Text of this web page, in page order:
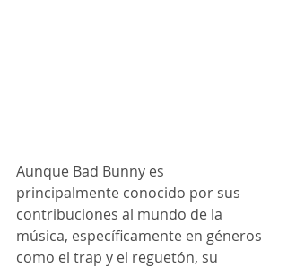
Aunque Bad Bunny es
principalmente conocido por sus
contribuciones al mundo de la
música, específicamente en géneros
como el trap y el reguetón, su